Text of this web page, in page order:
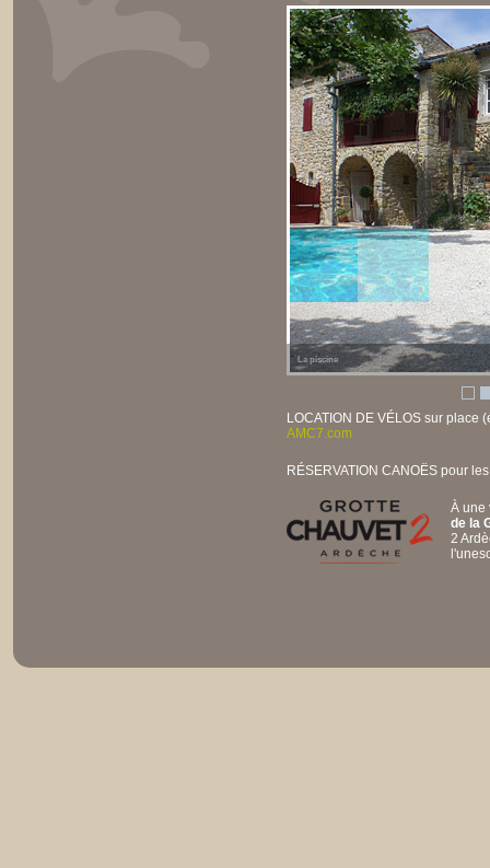
La piscine
LOCATION DE VÉLOS sur place
AMC7.com
RÉSERVATION CANOËS pour
À une
de la
2